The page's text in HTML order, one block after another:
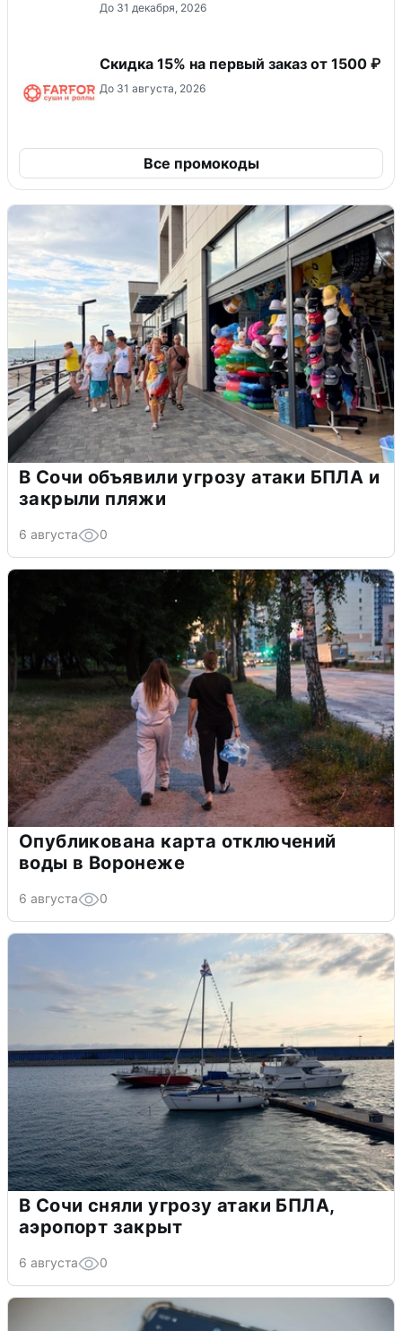
До 31 декабря, 2026
Скидка 15% на первый заказ от 1500 ₽
До 31 августа, 2026
Все промокоды
В Сочи объявили угрозу атаки БПЛА и
закрыли пляжи
6 августа 0
Опубликована карта отключений
воды в Воронеже
6 августа 0
В Сочи сняли угрозу атаки БПЛА,
аэропорт закрыт
6 августа 0